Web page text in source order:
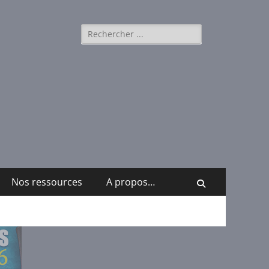
Rechercher :
Nos ressources A propos…